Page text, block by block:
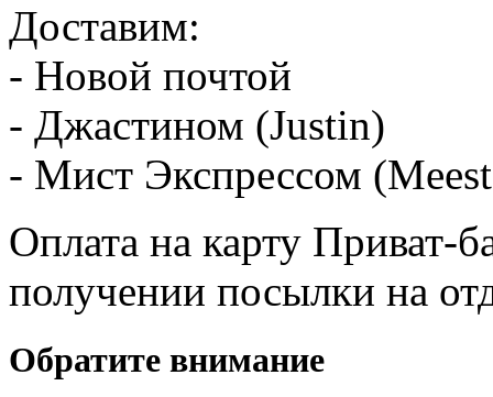
Доставим:
- Новой почтой
- Джастином (Justin)
- Мист Экспрессом
Оплата на карту Приват-
получении посылки на
Обратите внимание